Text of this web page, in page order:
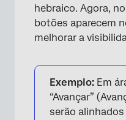
hebraico. Agora,
botões aparecem
melhorar a
Exemplo: Em
“Avançar”
serão